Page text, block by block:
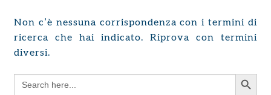
PRODOTTI
Espandi
il
child
PROGETTAZIONE EUROPEA
menu
Non c’è nessuna corrispondenza con i termini di
ricerca che hai indicato. Riprova con termini
diversi.
Search
for:
Search Button